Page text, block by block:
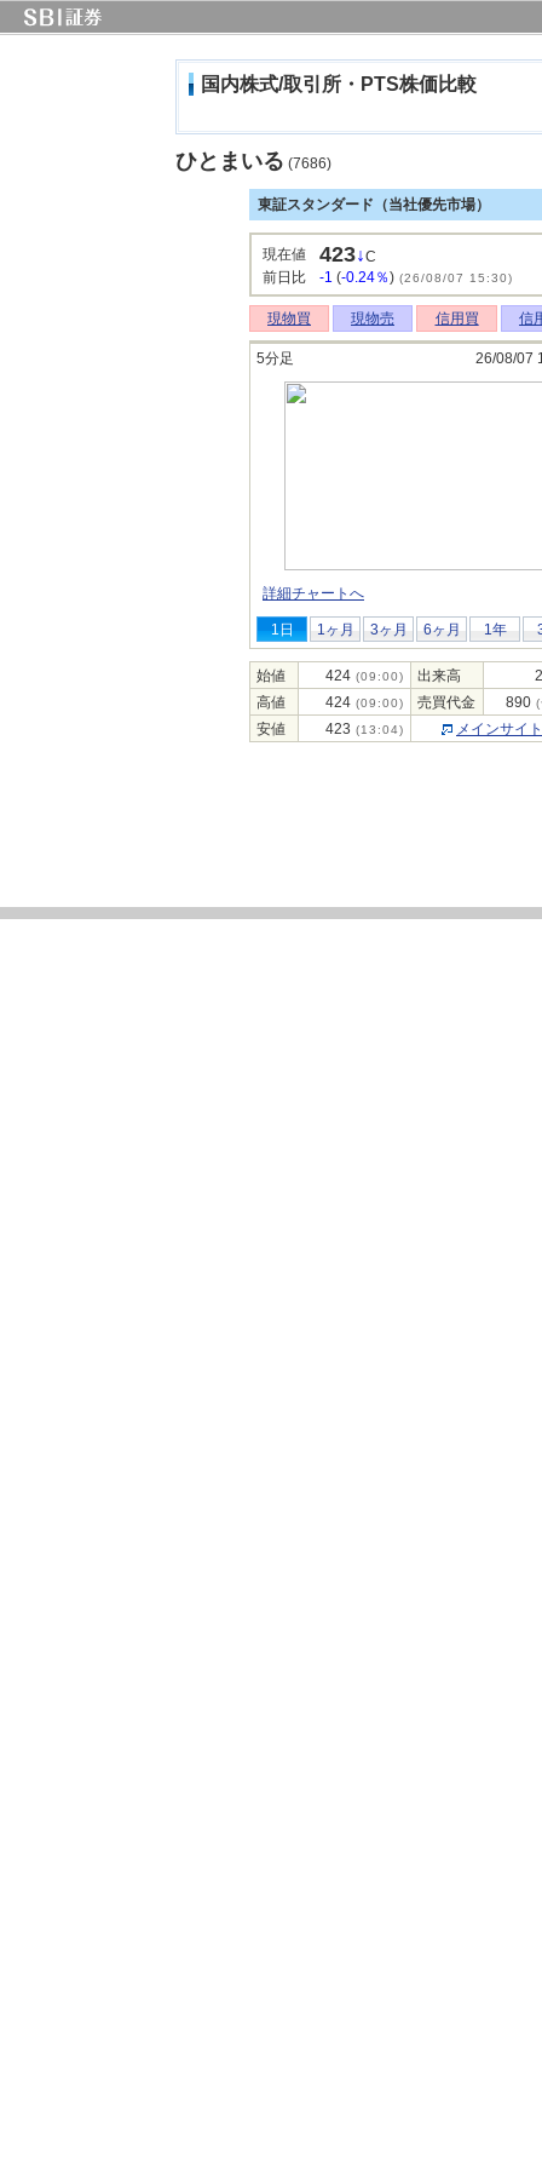
国内株式/取引所・PTS株価比較
ひとまいる (7686)
東証スタンダード（当社優先市場）
現在値 423↓C
前日比
-1 (-0.24％) (26/08/07 15:30)
現物買 現物売 信用買 信
5分足 26/08/07
詳細チャートへ
1日 1ヶ月 3ヶ月 6ヶ月 1年
始値 424 (09:00) 出来高
高値
424 (09:00) 売買代金 890
安値 423 (13:04) メインサイ